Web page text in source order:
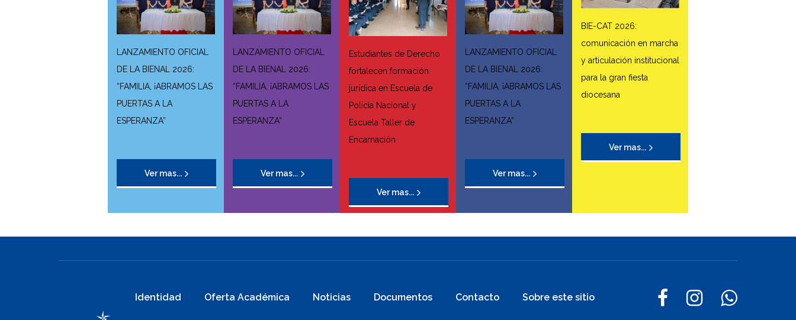
LANZAMIENTO OFICIAL
DE LA BIENAL 2026:
“FAMILIA, ¡ABRAMOS LAS
PUERTAS A LA
ESPERANZA”
Ver mas...
LANZAMIENTO OFICIAL
DE LA BIENAL 2026:
“FAMILIA, ¡ABRAMOS LAS
PUERTAS A LA
ESPERANZA”
Ver mas...
Estudiantes de Derecho
fortalecen formación
jurídica en Escuela de
Policía Nacional y
Escuela Taller de
Encarnación
Ver mas...
LANZAMIENTO OFICIAL
DE LA BIENAL 2026:
“FAMILIA, ¡ABRAMOS LAS
PUERTAS A LA
ESPERANZA”
Ver mas...
BIE-CAT 2026:
comunicación en marcha
y articulación institucional
para la gran fiesta
diocesana
Ver mas...
Identidad Oferta Académica Noticias Documentos Contacto Sobre este sitio